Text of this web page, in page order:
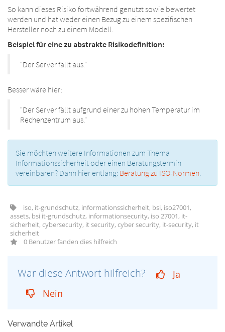
So kann dieses Risiko fortwährend genutzt sowie bewertet
werden und hat weder einen Bezug zu einem spezifischen
Hersteller noch zu einem Modell.
Beispiel für eine zu abstrakte Risikodefinition:
"Der Server fällt aus."
Besser wäre hier:
"Der Server fällt aufgrund einer zu hohen Temperatur im
Rechenzentrum aus."
Sie möchten weitere Informationen zum Thema
Informationssicherheit oder einen Beratungstermin
vereinbaren? Dann hier entlang: Beratung zu ISO-Normen
iso, it-grundschutz, informationssicherheit, bsi, iso27001,
assets, bsi it-grundschutz, informationsecurity, iso 27001, it-
sicherheit, cybersecurity, it security, cyber security, it-security, it
sicherheit
0 Benutzer fanden dies hilfreich
War diese Antwort hilfreich?
Ja
Nein
Verwandte Artikel